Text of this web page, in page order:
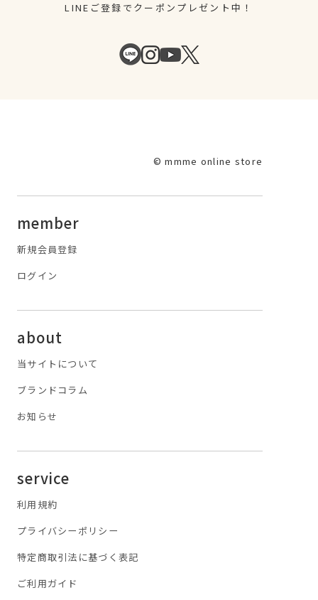
LINEご登録でクーポンプレゼント中！
© mmme online store
member
新規会員登録
ログイン
about
当サイトについて
ブランドコラム
お知らせ
service
利用規約
プライバシーポリシー
特定商取引法に基づく表記
ご利用ガイド